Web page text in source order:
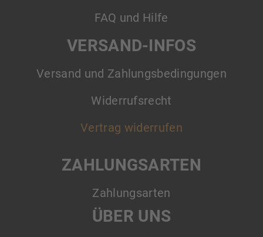
FAQ und Hilfe
VERSAND-INFOS
Versand und Zahlungsbedingungen
Widerrufsrecht
Vertrag widerrufen
ZAHLUNGSARTEN
Zahlungsarten
ÜBER UNS